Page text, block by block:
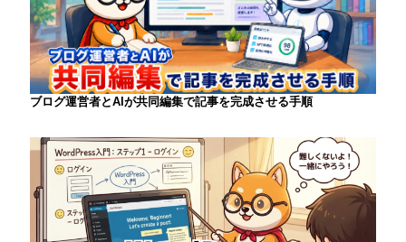
ブログ運営者とAIが共同編集で記事を完成させる手順